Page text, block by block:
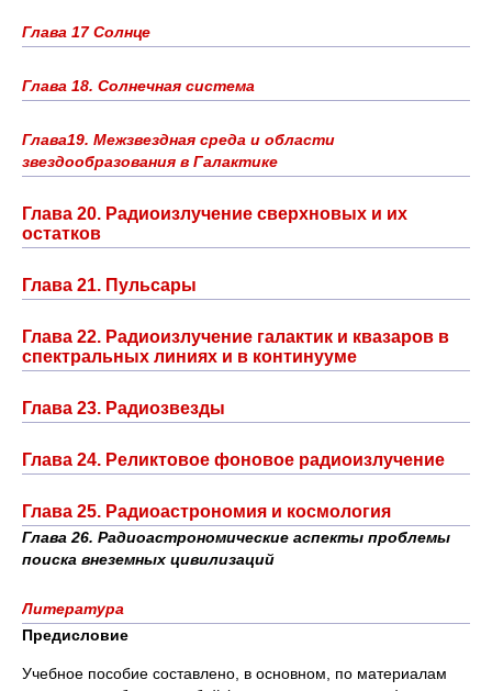
Глава 17 Солнце
Глава 18. Солнечная система
Глава19. Межзвездная среда и области
звездообразования в Галактике
Глава 20. Радиоизлучение сверхновых и их
остатков
Глава 21. Пульсары
Глава 22. Радиоизлучение галактик и квазаров в
спектральных линиях и в континууме
Глава 23. Радиозвезды
Глава 24. Реликтовое фоновое радиоизлучение
Глава 25. Радиоастрономия и космология
Глава 26. Радиоастрономические аспекты проблемы
поиска внеземных цивилизаций
Литература
Предисловие
Учебное пособие составлено, в основном, по материалам